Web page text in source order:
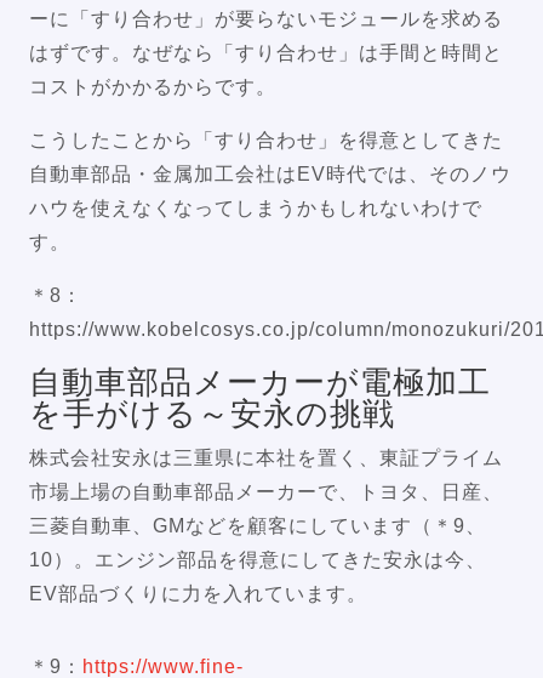
ーに「すり合わせ」が要らないモジュールを求める
はずです。なぜなら「すり合わせ」は手間と時間と
コストがかかるからです。
こうしたことから「すり合わせ」を得意としてきた
自動車部品・金属加工会社はEV時代では、そのノウ
ハウを使えなくなってしまうかもしれないわけで
す。
＊8：
https://www.kobelcosys.co.jp/column/monozukuri/
自動車部品メーカーが電極加工
を手がける～安永の挑戦
株式会社安永は三重県に本社を置く、東証プライム
市場上場の自動車部品メーカーで、トヨタ、日産、
三菱自動車、GMなどを顧客にしています（＊9、
10）。エンジン部品を得意にしてきた安永は今、
EV部品づくりに力を入れています。
＊9： https://www.fine-